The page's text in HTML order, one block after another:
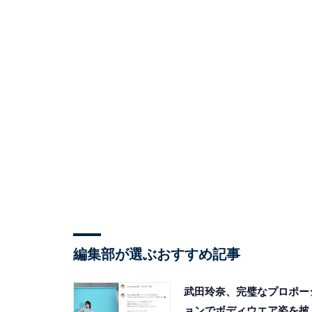
編集部が選ぶおすすめ記事
武田玲奈、完璧なプロポー